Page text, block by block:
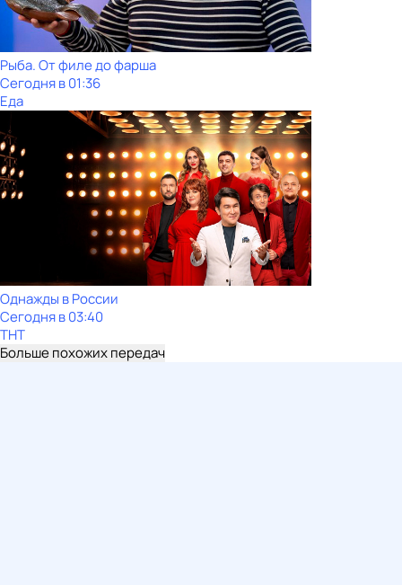
Рыба. От филе до фарша
Сегодня в 01:36
Еда
Однажды в России
Сегодня в 03:40
ТНТ
Больше похожих передач